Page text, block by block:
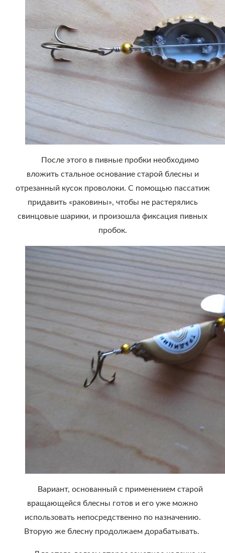
После этого в пивные пробки необходимо
вложить стальное основание старой блесны и
отрезанный кусок проволоки. С помощью пассатиж
придавить «раковины», чтобы не растерялись
свинцовые шарики, и произошла фиксация пивных
пробок.
Вариант, основанный с применением старой
вращающейся блесны готов и его уже можно
использовать непосредственно по назначению.
Вторую же блесну продолжаем дорабатывать.